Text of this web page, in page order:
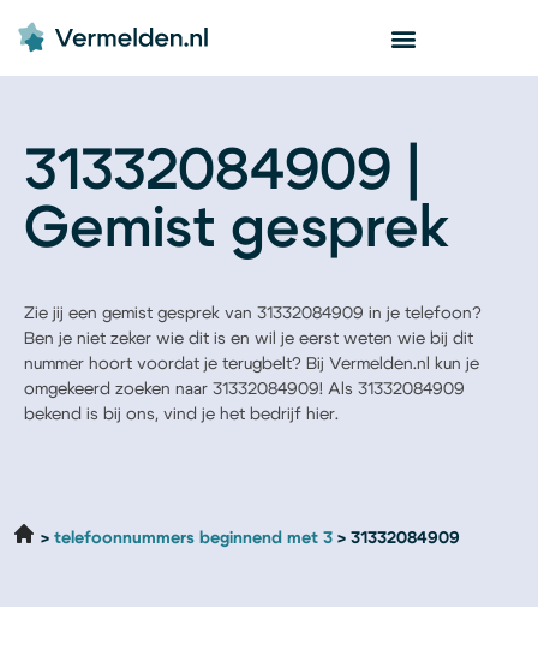
31332084909 |
Gemist gesprek
Zie jij een gemist gesprek van 31332084909 in je telefoon?
Ben je niet zeker wie dit is en wil je eerst weten wie bij dit
nummer hoort voordat je terugbelt? Bij Vermelden.nl kun je
omgekeerd zoeken naar 31332084909! Als 31332084909
bekend is bij ons, vind je het bedrijf hier.
telefoonnummers beginnend met 3 31332084909